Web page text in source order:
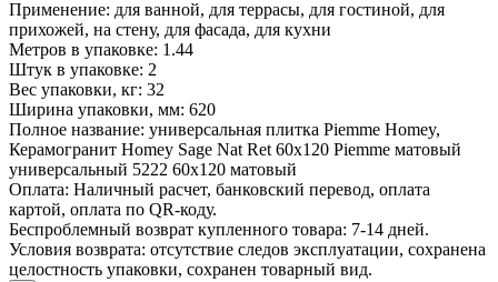
Применение: для ванной, для террасы, для гостиной, для
прихожей, на стену, для фасада, для кухни
Метров в упаковке: 1.44
Штук в упаковке: 2
Вес упаковки, кг: 32
Ширина упаковки, мм: 620
Полное название: универсальная плитка Piemme Homey,
Керамогранит Homey Sage Nat Ret 60x120 Piemme матовый
универсальный 5222 60x120 матовый
Оплата: Наличный расчет, банковский перевод, оплата
картой, оплата по QR-коду.
Беспроблемный возврат купленного товара: 7-14 дней.
Условия возврата: отсутствие следов эксплуатации, сохранена
целостность упаковки, сохранен товарный вид.